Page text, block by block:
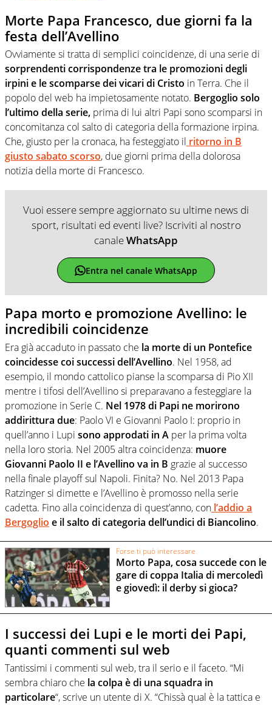
Morte Papa Francesco, due giorni fa la
festa dell’Avellino
Ovviamente si tratta di semplici coincidenze, di una serie di
sorprendenti corrispondenze tra le promozioni degli
irpini e le scomparse dei vicari di Cristo in Terra. Che il
popolo del web ha impietosamente notato. Bergoglio solo
l’ultimo della serie, prima di lui altri Papi sono scomparsi in
concomitanza col salto di categoria della formazione irpina.
Che, giusto per la cronaca, ha festeggiato il ritorno in B
giusto sabato scorso, due giorni prima della dolorosa
notizia della morte di Francesco.
Vuoi essere sempre aggiornato su ultime news di
sport, risultati ed eventi live? Iscriviti al nostro
canaleWhatsApp
Entra nel canale WhatsApp
Papa morto e promozione Avellino: le
incredibili coincidenze
Era già accaduto in passato che la morte di un Pontefice
coincidesse coi successi dell’Avellino. Nel 1958, ad
esempio, il mondo cattolico pianse la scomparsa di Pio XII
mentre i tifosi dell’Avellino si preparavano a festeggiare la
promozione in Serie C. Nel 1978 di Papi ne morirono
addirittura due: Paolo VI e Giovanni Paolo I: proprio in
quell’anno i Lupi sono approdati in A per la prima volta
nella loro storia. Nel 2005 altra coincidenza: muore
Giovanni Paolo II e l’Avellino va in B grazie al successo
nella finale playoff sul Napoli. Finita? No. Nel 2013 Papa
Ratzinger si dimette e l’Avellino è promosso nella serie
cadetta. Fino alla coincidenza di quest’anno, con l’addio a
Bergoglio e il salto di categoria dell’undici di Biancolino.
Forse ti può interessare
Morto Papa, cosa succede con le
gare di coppa Italia di mercoledì
e giovedì: il derby si gioca?
I successi dei Lupi e le morti dei Papi,
quanti commenti sul web
Tantissimi i commenti sul web, tra il serio e il faceto. “Mi
sembra chiaro che la colpa è di una squadra in
particolare“, scrive un utente di X. “Chissà qual è la tattica e